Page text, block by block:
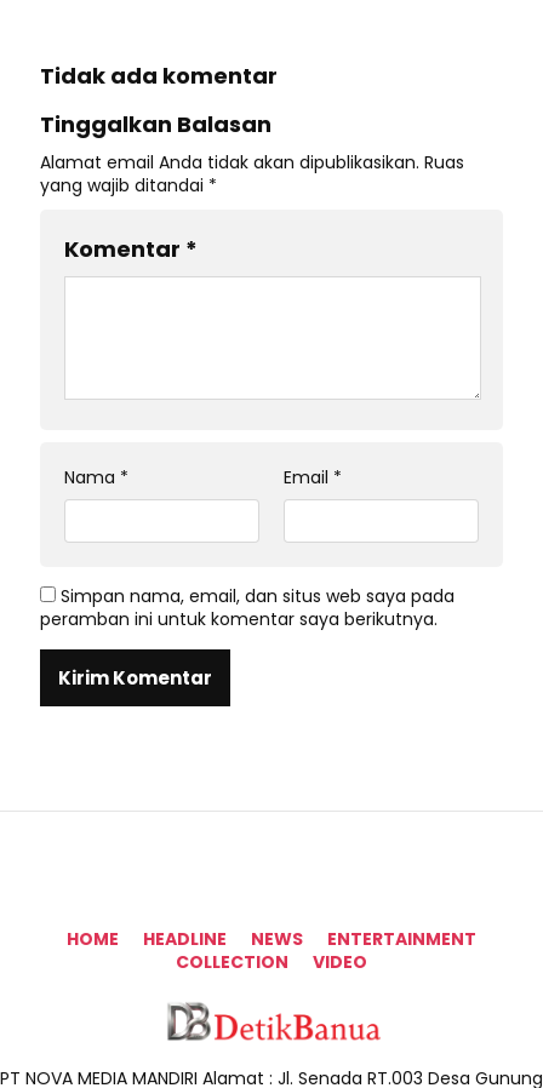
Tidak ada komentar
Tinggalkan Balasan
Alamat email Anda tidak akan dipublikasikan. Ruas
yang wajib ditandai *
Komentar *
Nama * Email *
Simpan nama, email, dan situs web saya pada
peramban ini untuk komentar saya berikutnya.
HOME HEADLINE NEWS
ENTERTAINMENT
COLLECTION
VIDEO
PT NOVA MEDIA MANDIRI Alamat : Jl. Senada RT.003 Desa Gunung